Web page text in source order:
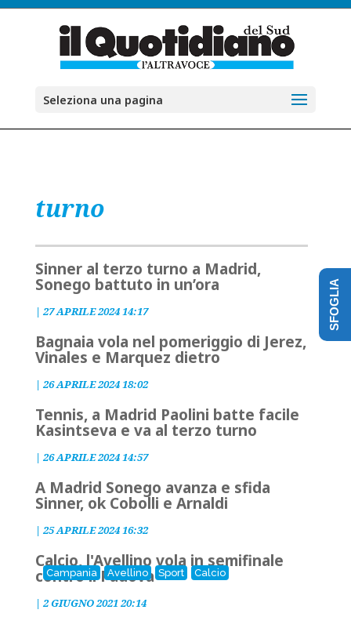
Seleziona una pagina
turno
Sinner al terzo turno a Madrid,
Sonego battuto in un’ora
| 27 APRILE 2024 14:17
Bagnaia vola nel pomeriggio di Jerez,
Vinales e Marquez dietro
| 26 APRILE 2024 18:02
Tennis, a Madrid Paolini batte facile
Kasintseva e va al terzo turno
| 26 APRILE 2024 14:57
A Madrid Sonego avanza e sfida
Sinner, ok Cobolli e Arnaldi
| 25 APRILE 2024 16:32
Campania Avellino Sport Calcio
Calcio, l'Avellino vola in semifinale
contro il Padova
| 2 GIUGNO 2021 20:14
SFOGLIA